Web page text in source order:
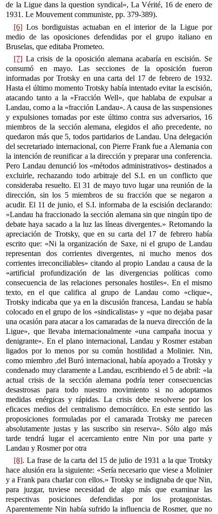
de la Ligue dans la question syndical», La Vérité, 16 de enero de
1931. Le Mouvement communiste, pp. 379-389).
[6] Los bordiguistas actuaban en el interior de la Ligue por
medio de las oposiciones defendidas por el grupo italiano en
Bruselas, que editaba Prometeo.
[7] La crisis de la oposición alemana acabaría en escisión. Se
consumó en mayo. Las secciones de la oposición fueron
informadas por Trotsky en una carta del 17 de febrero de 1932.
Hasta el último momento Trotsky había intentado evitar la escisión,
atacando tanto a la «Fracción Well», que hablaba de expulsar a
Landau, como a la «fracción Landau». A causa de las suspensiones
y expulsiones tomadas por este último contra sus adversarios, 16
miembros de la sección alemana, elegidos el año precedente, no
quedaron más que 5, todos partidarios de Landau. Una delegación
del secretariado internacional, con Pierre Frank fue a Alemania con
la intención de reunificar a la dirección y preparar una conferencia.
Pero Landau denunció los «métodos administrativos» destinados a
excluirle, rechazando todo arbitraje del S.I. en un conflicto que
consideraba resuelto. El 31 de mayo tuvo lugar una reunión de la
dirección, sin los 5 miembros de su fracción que se negaron a
acudir. El 11 de junio, el S.I. informaba de la escisión declarando:
«Landau ha fraccionado la sección alemana sin que ningún tipo de
debate haya sacado a la luz las líneas divergentes.» Retomando la
apreciación de Trotsky, que en su carta del 17 de febrero había
escrito que: «Ni la organización de Saxe, ni el grupo de Landau
representan dos corrientes divergentes, ni mucho menos dos
corrientes irreconciliables» citando al propio Landau a causa de la
«artificial profundización de las divergencias políticas como
consecuencia de las relaciones personales hostiles». En el mismo
texto, en el que califica al grupo de Landau como «clique»,
Trotsky indicaba que ya en la discusión francesa, Landau se había
colocado en el grupo de los «sindicalistas» y «que no dejaba pasar
una ocasión para atacar a los camaradas de la nueva dirección de la
Ligue», que llevaba internacionalmente «una campaña inocua y
denigrante». En el plano internacional, Landau y Rosmer estaban
ligados por lo menos por su común hostilidad a Molinier. Nin,
como miembro ,del Buró internacional, había apoyado a Trotsky y
condenado muy claramente a Landau, escribiendo el 5 de abril: «la
actual crisis de la sección alemana podría tener consecuencias
desastrosas para todo nuestro movimiento si no adoptamos
medidas enérgicas y rápidas. La crisis debe resolverse por los
eficaces medios del centralismo democrático. En este sentido las
proposiciones formuladas por el camarada Trotsky me parecen
absolutamente justas y las suscribo sin reserva». Sólo algo más
tarde tendrá lugar el acercamiento entre Nin por una parte y
Landau y Rosmer por otra
[8]. La frase de la carta del 15 de julio de 1931 a la que Trotsky
hace alusión era la siguiente: «Sería necesario que viese a Molinier
y a Frank para charlar con ellos.» Trotsky se indignaba de que Nin,
para juzgar, tuviese necesidad de algo más que examinar las
respectivas posiciones defendidas por los protagonistas.
Aparentemente Nin había sufrido la influencia de Rosmer, que no